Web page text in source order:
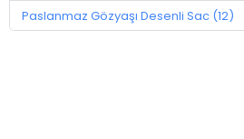
Paslanmaz Gözyaşı Desenli Sac (12)